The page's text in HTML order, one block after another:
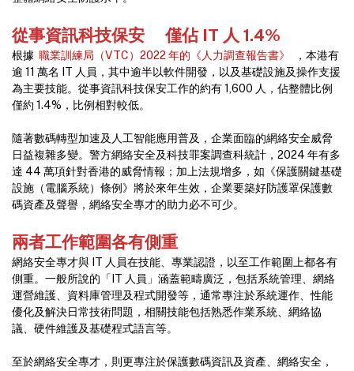
從事資訊科技保安 僅佔 IT 人 1.4%
根據 職業訓練局（VTC）2022 年的《人力調查報告書》
，本港有
逾 11 萬名 IT 人員，其中逾半以軟件開發，以及基礎設施及操作支援
為主要技能。從事資訊科技保安工作的約有 1,600 人，佔整體比例
僅約 1.4%，比例相對較低。
隨著數碼轉型加速及人工智能應用普及，企業面臨的網絡安全威脅
日益複雜多變。警方網絡安全及科技罪案調查科統計，2024 年有多
達 44 萬項針對香港的威脅情報；加上法規增多，如《保護關鍵基礎
設施（電腦系統）條例》將於來年生效，企業要築好防護罩保護數
碼資產及聲譽，網絡安全專才的助力必不可少。
兩者工作範圍各有側重
網絡安全專才與 IT 人員在技能、專業認證，以至工作範圍上都各有
側重。一般所說的「IT 人員」涵蓋範疇廣泛，包括系統管理、網絡
運營維護、資料庫管理及程式開發等，通常專注於系統運作、性能
優化及解決日常技術問題，相關技能包括熟悉作業系統、網絡協
議、硬件維護及基礎程式語言等。
至於網絡安全專才，則更專注於保護數碼資訊及資產、網絡安全，